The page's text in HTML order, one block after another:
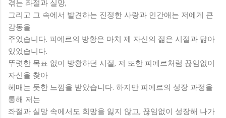
겪는 좌절과 실망,
그리고 그 속에서 발견하는 진정한 사랑과 인간애는 저에게 큰
감동을
주었습니다. 피에르의 방황은 마치 제 자신의 젊은 시절과 닮아
있었습니다.
뚜렷한 목표 없이 방황하던 시절, 저 또한 피에르처럼 끊임없이
자신을 찾아
헤매는 듯한 느낌을 받았습니다. 하지만 피에르의 성장 과정을
통해 저는
좌절과 실망 속에서도 희망을 잃지 않고, 끊임없이 성장해 나가